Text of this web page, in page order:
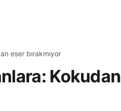
eser bırakmıyor
Kokudan